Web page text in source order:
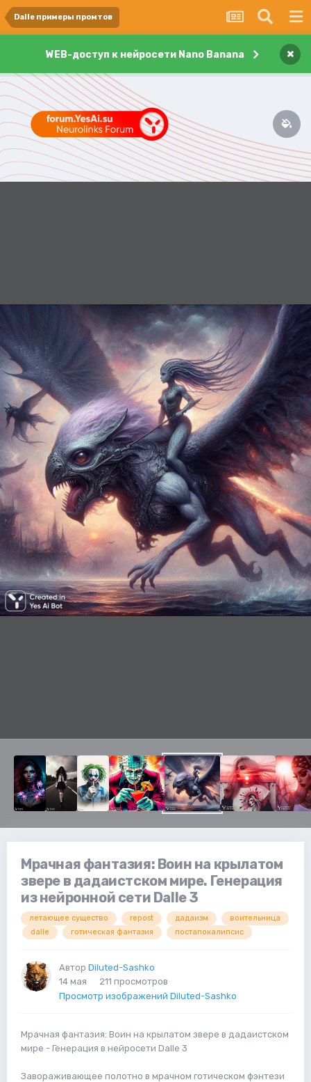
Dalle примеры промтов
WEB-доступ к нейросети Nano Banana ×
Мрачная фантазия: Воин на крылатом
звере в дадаистском мире. Генерация
из нейронной сети Dalle 3
летающее существо repost дадаизм
воительница
dalle
готическая фантазия постапокалипсис
Автор Diluted-Sashko
14 мая
211 просмотров
Просмотр изображений Diluted-Sashko
Мрачная фантазия: Воин на крылатом звере в дадаистском
мире - Генерация в нейросети Dalle 3
Завораживающее полотно в мрачном готическом фэнтези